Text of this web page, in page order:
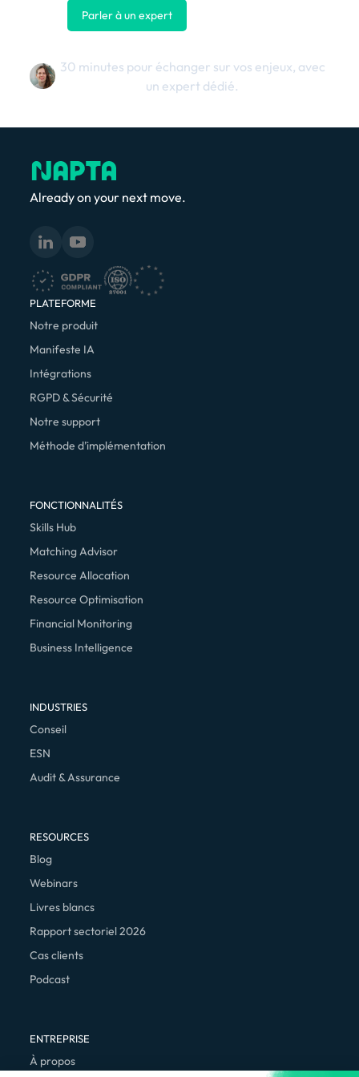
Parler à un expert
30 minutes pour échanger sur vos enjeux, avec
un expert dédié.
Already on your next move.
PLATEFORME
Notre produit
Manifeste IA
Intégrations
RGPD & Sécurité
Notre support
Méthode d’implémentation
FONCTIONNALITÉS
Skills Hub
Matching Advisor
Resource Allocation
Resource Optimisation
Financial Monitoring
Business Intelligence
INDUSTRIES
Conseil
ESN
Audit & Assurance
RESOURCES
Blog
Webinars
Livres blancs
Rapport sectoriel 2026
Cas clients
Podcast
ENTREPRISE
À propos